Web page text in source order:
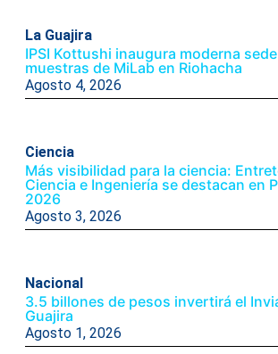
La Guajira
IPSI Kottushi inaugura moderna
muestras de MiLab en Riohacha
Agosto 4, 2026
Ciencia
Más visibilidad para la ciencia:
Ciencia e Ingeniería se destacan en
2026
Agosto 3, 2026
Nacional
3.5 billones de pesos invertirá el
Guajira
Agosto 1, 2026